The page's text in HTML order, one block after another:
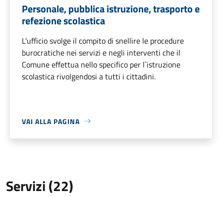
Personale, pubblica istruzione, trasporto e
refezione scolastica
L'ufficio svolge il compito di snellire le procedure
burocratiche nei servizi e negli interventi che il
Comune effettua nello specifico per l`istruzione
scolastica rivolgendosi a tutti i cittadini.
VAI ALLA PAGINA
Servizi (22)